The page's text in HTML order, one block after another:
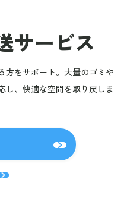
サービス
方をサポート。大量のゴミや
し、快適な空間を取り戻しま